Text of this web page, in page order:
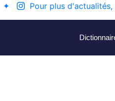
✦ Pour plus